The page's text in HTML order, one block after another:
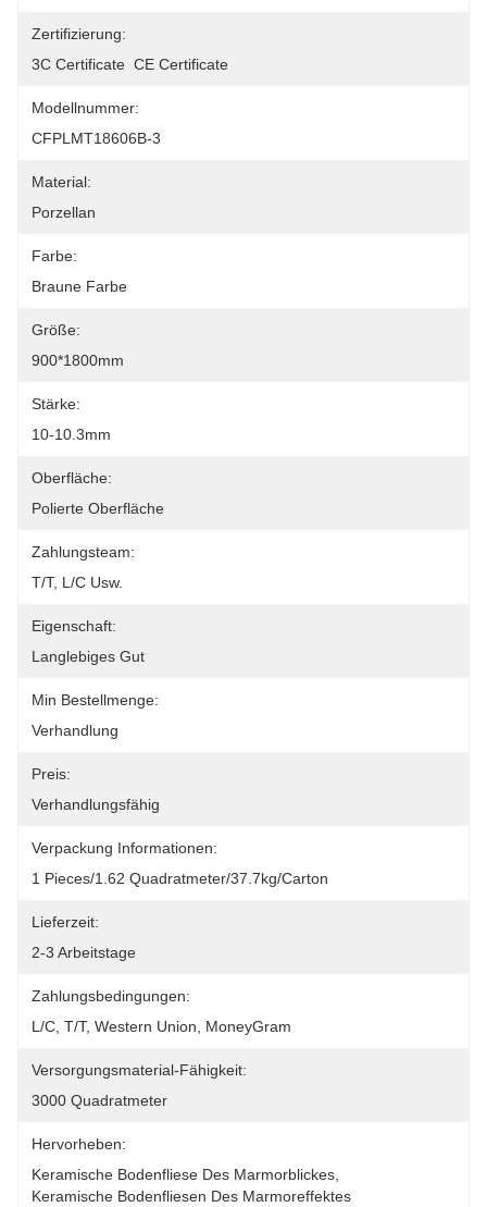
Zertifizierung:
3C Certificate  CE Certificate
Modellnummer:
CFPLMT18606B-3
Material:
Porzellan
Farbe:
Braune Farbe
Größe:
900*1800mm
Stärke:
10-10.3mm
Oberfläche:
Polierte Oberfläche
Zahlungsteam:
T/T, L/C Usw.
Eigenschaft:
Langlebiges Gut
Min Bestellmenge:
Verhandlung
Preis:
Verhandlungsfähig
Verpackung Informationen:
1 Pieces/1.62 Quadratmeter/37.7kg/Carton
Lieferzeit:
2-3 Arbeitstage
Zahlungsbedingungen:
L/C, T/T, Western Union, MoneyGram
Versorgungsmaterial-Fähigkeit:
3000 Quadratmeter
Hervorheben:
Keramische Bodenfliese Des Marmorblickes
Keramische Bodenfliesen Des Marmoreffektes